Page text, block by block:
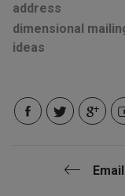
address
dimensional
ideas